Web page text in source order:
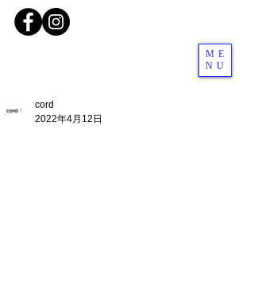
ME
NU
cord
2022年4月12日